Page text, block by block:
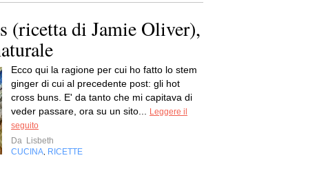
(ricetta di Jamie Oliver),
Ecco qui la ragione per cui ho fatto lo stem
ginger di cui al precedente post: gli hot
cross buns. E' da tanto che mi capitava di
veder passare, ora su un sito...
Leggere il
seguito
Da Lisbeth
CUCINA RICETTE